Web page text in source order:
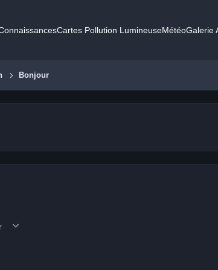
Cartes Pollution LumineuseMétéoGalerie
Bonjour